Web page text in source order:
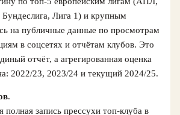
Лига 1) и крупным
на публичные данные по просмотрам
в соцсетях и отчётам клубов. Это
отчёт, а агрегированная оценка
2022/23, 2023/24 и текущий 2024/25.
.
полная запись прессухи топ‑клуба в